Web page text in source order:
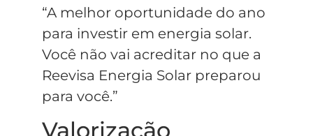
“A melhor oportunidade do ano
para investir em energia solar.
Você não vai acreditar no que a
Reevisa Energia Solar preparou
para você.”
Valorização